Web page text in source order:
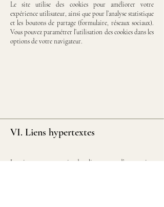
Le site utilise des cookies pour améliorer votre
expérience utilisateur, ainsi que pour l’analyse statistique
et les boutons de partage (formulaire, réseaux sociaux).
Vous pouvez paramétrer l’utilisation des cookies dans les
options de votre navigateur.
VI. Liens hypertextes
Le site peut contenir des liens vers d’autres sites